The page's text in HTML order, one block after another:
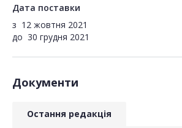
Дата поставки
з 12 жовтня 2021
до 30 грудня 2021
Документи
Остання редакція